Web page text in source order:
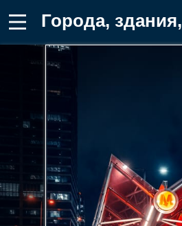
Города, здания, дома, город, улица Фотография